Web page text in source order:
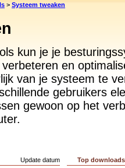
> Systeem tweaken
kun je je
en
van je systeem te
gebruikers
gewoon op het
Update datum Top downloads